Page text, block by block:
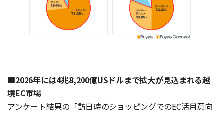
■2026年には4兆8,200億USドルまで拡大が見込まれる越
境EC市場
アンケート結果の「訪日時のショッピングでのEC活用意向